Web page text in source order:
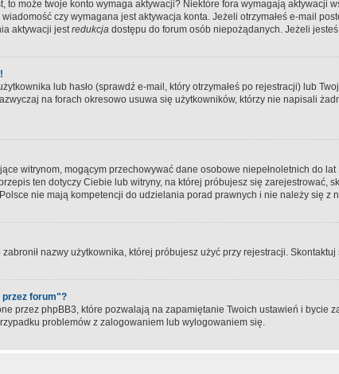
może twoje konto wymaga aktywacji? Niektóre fora wymagają aktywacji
czy wymagana jest aktywacja konta. Jeżeli otrzymałeś e-mail
aktywacji jestredukcja dostępu do forum osób niepożądanych. Jeżeli
lub hasło (sprawdź e-mail, który otrzymałeś po rejestracji) lub
na forach okresowo usuwa się użytkowników, którzy nie napisali
witrynom, mogącym przechowywać dane osobowe niepełnoletnich do
ten dotyczy Ciebie lub witryny, na której próbujesz się
nie mają kompetencji do udzielania porad prawnych i nie należy się z
nazwy użytkownika, której próbujesz użyć przy rejestracji.
forum"?
przez phpBB3, które pozwalają na zapamiętanie Twoich ustawień i
problemów z zalogowaniem lub wylogowaniem się.